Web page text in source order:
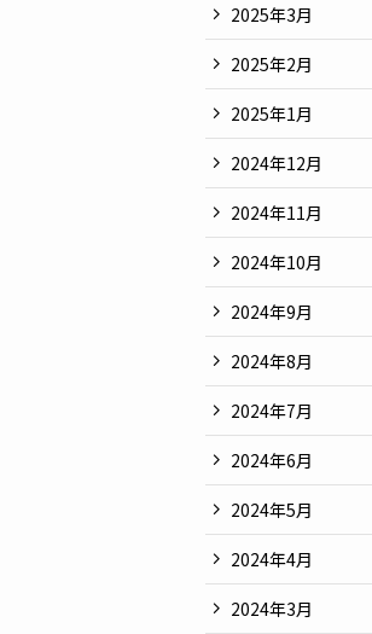
2025年3月
2025年2月
2025年1月
2024年12月
2024年11月
2024年10月
2024年9月
2024年8月
2024年7月
2024年6月
2024年5月
2024年4月
2024年3月